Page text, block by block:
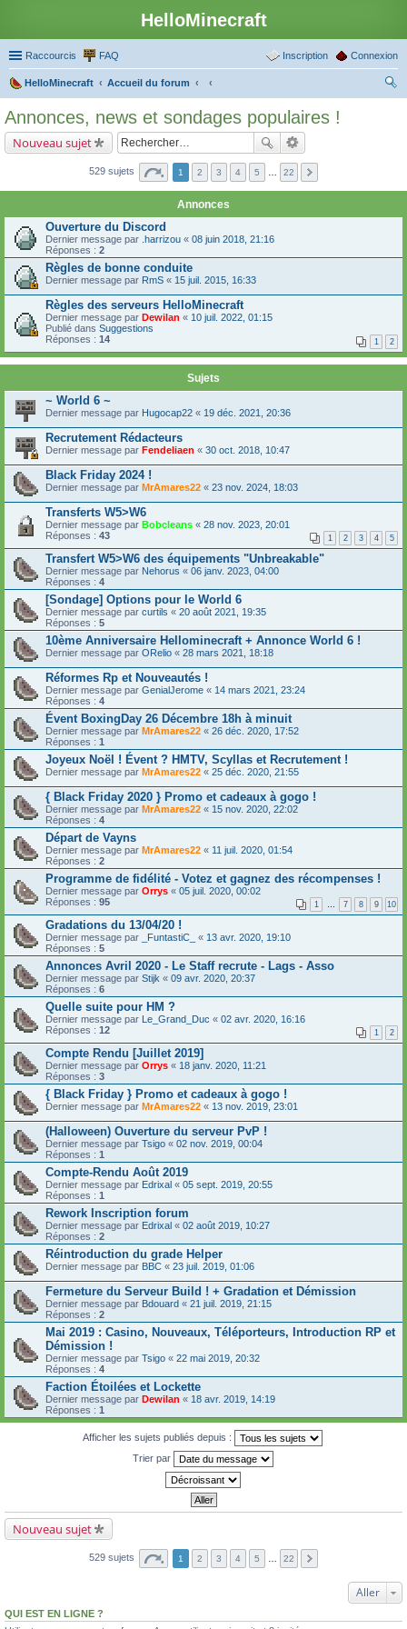
HelloMinecraft
Raccourcis FAQ Connexion
Inscription
HelloMinecraft
Accueil du forum
Annonces, news et sondages populaires !
Nouveau sujet
529 sujets 1 2 3 4 5 22
Annonces
Ouverture du Discord
Dernier message par .harrizou « 08 juin 2018, 21:16
Réponses : 2
Règles de bonne conduite
Dernier message par RmS « 15 juil. 2015, 16:33
Règles des serveurs HelloMinecraft
Dernier message par Dewilan « 10 juil. 2022, 01:15
Publié dans Suggestions
Réponses : 14 1 2
Sujets
~ World 6 ~
Dernier message par Hugocap22 « 19 déc. 2021, 20:36
Recrutement Rédacteurs
Dernier message par Fendeliaen « 30 oct. 2018, 10:47
Black Friday 2024 !
Dernier message par MrAmares22 « 23 nov. 2024, 18:03
Transferts W5>W6
Dernier message par Bobcleans « 28 nov. 2023, 20:01
Réponses : 43 1 2 3 4 5
Transfert W5>W6 des équipements "Unbreakable"
Dernier message par Nehorus « 06 janv. 2023, 04:00
Réponses : 4
[Sondage] Options pour le World 6
Dernier message par curtils « 20 août 2021, 19:35
Réponses : 5
10ème Anniversaire Hellominecraft + Annonce World 6 !
Dernier message par ORelio « 28 mars 2021, 18:18
Réformes Rp et Nouveautés !
Dernier message par GenialJerome « 14 mars 2021, 23:24
Réponses : 4
Évent BoxingDay 26 Décembre 18h à minuit
Dernier message par MrAmares22 « 26 déc. 2020, 17:52
Réponses : 1
Joyeux Noël ! Évent ? HMTV, Scyllas et Recrutement !
Dernier message par MrAmares22 « 25 déc. 2020, 21:55
{ Black Friday 2020 } Promo et cadeaux à gogo !
Dernier message par MrAmares22 « 15 nov. 2020, 22:02
Réponses : 4
Départ de Vayns
Dernier message par MrAmares22 « 11 juil. 2020, 01:54
Réponses : 2
Programme de fidélité - Votez et gagnez des récompenses !
Dernier message par Orrys « 05 juil. 2020, 00:02
Réponses : 95 1 … 7 8 9 10
Gradations du 13/04/20 !
Dernier message par _FuntastiC_ « 13 avr. 2020, 19:10
Réponses : 5
Annonces Avril 2020 - Le Staff recrute - Lags - Asso
Dernier message par Stijk « 09 avr. 2020, 20:37
Réponses : 6
Quelle suite pour HM ?
Dernier message par Le_Grand_Duc « 02 avr. 2020, 16:16
Réponses : 12 1 2
Compte Rendu [Juillet 2019]
Dernier message par Orrys « 18 janv. 2020, 11:21
Réponses : 3
{ Black Friday } Promo et cadeaux à gogo !
Dernier message par MrAmares22 « 13 nov. 2019, 23:01
(Halloween) Ouverture du serveur PvP !
Dernier message par Tsigo « 02 nov. 2019, 00:04
Réponses : 1
Compte-Rendu Août 2019
Dernier message par Edrixal « 05 sept. 2019, 20:55
Réponses : 1
Rework Inscription forum
Dernier message par Edrixal « 02 août 2019, 10:27
Réponses : 2
Réintroduction du grade Helper
Dernier message par BBC « 23 juil. 2019, 01:06
Fermeture du Serveur Build ! + Gradation et Démission
Dernier message par Bdouard « 21 juil. 2019, 21:15
Réponses : 2
Mai 2019 : Casino, Nouveaux, Téléporteurs, Introduction RP et
Démission !
Dernier message par Tsigo « 22 mai 2019, 20:32
Réponses : 4
Faction Étoilées et Lockette
Dernier message par Dewilan « 18 avr. 2019, 14:19
Réponses : 1
Afficher les sujets publiés depuis :
Trier par
Nouveau sujet
529 sujets 1 2 3 4 5 22
Aller
QUI EST EN LIGNE ?